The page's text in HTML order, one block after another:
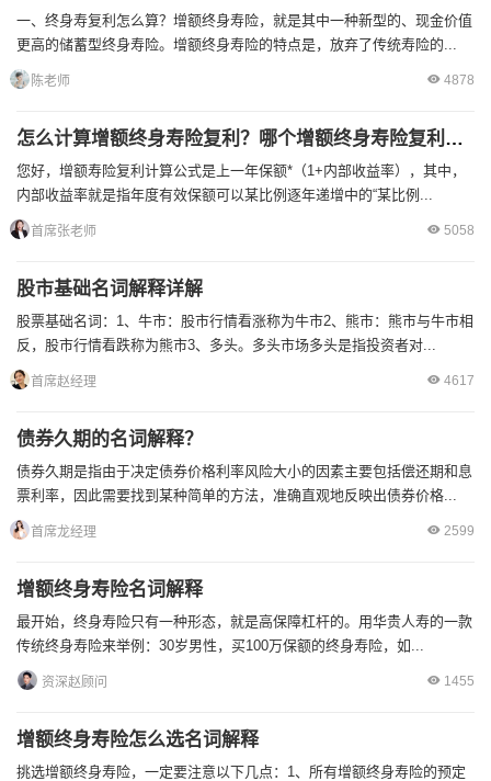
一、终身寿复利怎么算？增额终身寿险，就是其中一种新型的、现金价值
更高的储蓄型终身寿险。增额终身寿险的特点是，放弃了传统寿险的...
陈老师 4878
怎么计算增额终身寿险复利？哪个增额终身寿险复利利率最高？
您好，增额寿险复利计算公式是上一年保额*（1+内部收益率），其中，
内部收益率就是指年度有效保额可以某比例逐年递增中的“某比例...
首席张老师 5058
股市基础名词解释详解
股票基础名词：1、牛市：股市行情看涨称为牛市2、熊市：熊市与牛市相
反，股市行情看跌称为熊市3、多头。多头市场多头是指投资者对...
首席赵经理 4617
债券久期的名词解释？
债券久期是指由于决定债券价格利率风险大小的因素主要包括偿还期和息
票利率，因此需要找到某种简单的方法，准确直观地反映出债券价格...
首席龙经理 2599
增额终身寿险名词解释
最开始，终身寿险只有一种形态，就是高保障杠杆的。用华贵人寿的一款
传统终身寿险来举例：30岁男性，买100万保额的终身寿险，如...
资深赵顾问 1455
增额终身寿险怎么选名词解释
挑选增额终身寿险，一定要注意以下几点：1、所有增额终身寿险的预定